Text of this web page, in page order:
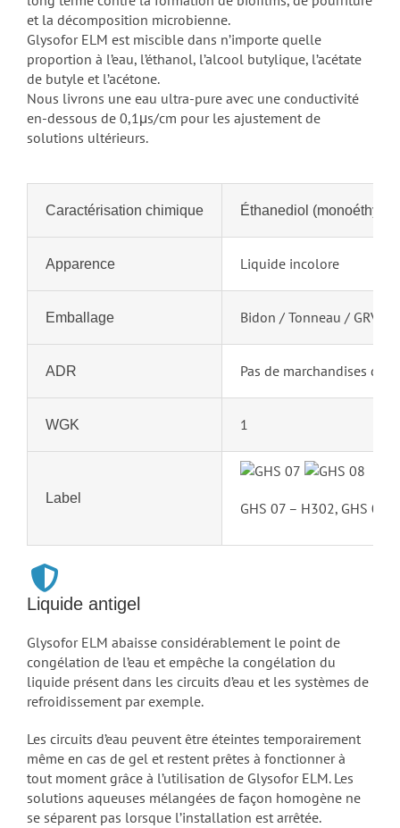
et la décomposition microbienne.
Glysofor ELM est miscible dans n’importe quelle
proportion à l’eau, l’éthanol, l’alcool butylique, l’acétate
de butyle et l’acétone.
Nous livrons une eau ultra-pure avec une conductivité
en-dessous de 0,1μs/cm pour les ajustement de
solutions ultérieurs.
Caractérisation chimique Éthanediol
Apparence Liquide incolore
Emballage Bidon / Tonneau / GRV /
ADR Pas de marchandises
WGK 1
Label
GHS 07 – H302, GHS 08
Liquide antigel
Glysofor ELM abaisse considérablement le point de
congélation de l’eau et empêche la congélation du
liquide présent dans les circuits d’eau et les systèmes de
refroidissement par exemple.
Les circuits d’eau peuvent être éteintes temporairement
même en cas de gel et restent prêtes à fonctionner à
tout moment grâce à l’utilisation de Glysofor ELM. Les
solutions aqueuses mélangées de façon homogène ne
se séparent pas lorsque l’installation est arrêtée.